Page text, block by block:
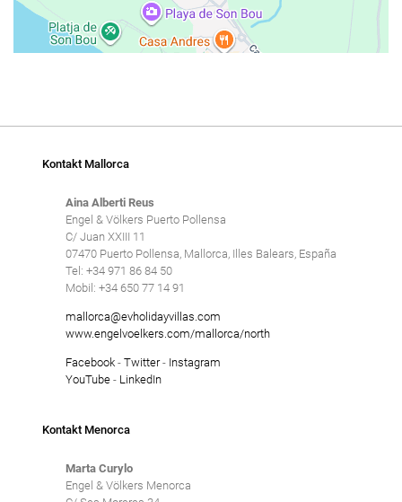
Kontakt Mallorca
Aina Alberti Reus
Engel & Völkers Puerto Pollensa
C/ Juan XXIII 11
07470 Puerto Pollensa, Mallorca, Illes Balears, España
Tel: +34 971 86 84 50
Mobil: +34 650 77 14 91
mallorca@evholidayvillas.com
www.engelvoelkers.com/mallorca/north
Facebook- Twitter- Instagram
YouTube- LinkedIn
Kontakt Menorca
Marta Curylo
Engel & Völkers Menorca